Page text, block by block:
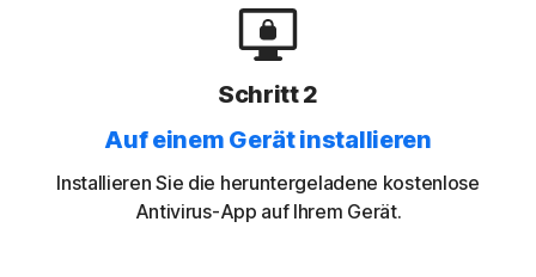
Schritt 2
Auf einem Gerät installieren
Installieren Sie die heruntergeladene kostenlose
Antivirus-App auf Ihrem Gerät.